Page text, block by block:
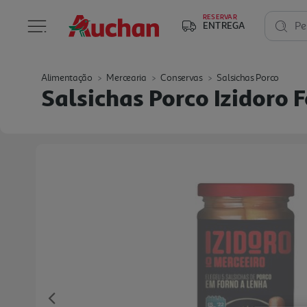
RESERVAR
ENTREGA
Alimentação Mercearia Conservas Salsichas Porco
Salsichas Porco Izidoro